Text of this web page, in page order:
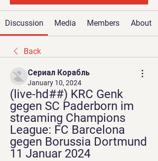
Discussion Media Members About
Back
Сериал Корабль
January 10, 2024
(live-hd##) KRC Genk
gegen SC Paderborn im
streaming Champions
League: FC Barcelona
gegen Borussia Dortmund
11 Januar 2024